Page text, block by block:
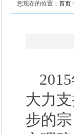
您现在的位置： 首页
大力
步的